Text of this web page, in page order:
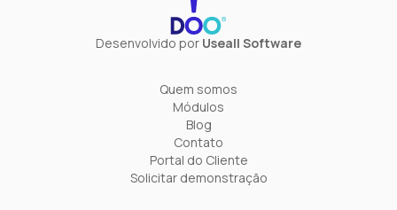
Desenvolvido por Useall Software
Quem somos
Módulos
Blog
Contato
Portal do Cliente
Solicitar demonstração